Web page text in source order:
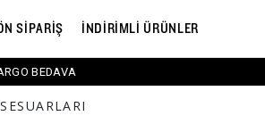
SİPARİŞ İNDİRİMLİ ÜRÜNLER
BEDAVA